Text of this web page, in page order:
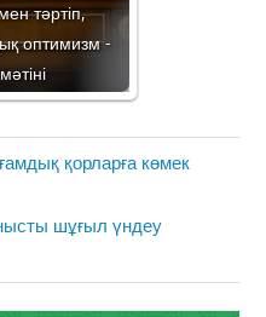
тәртіп,
оптимизм -
қорларға көмек
шұғыл үндеу